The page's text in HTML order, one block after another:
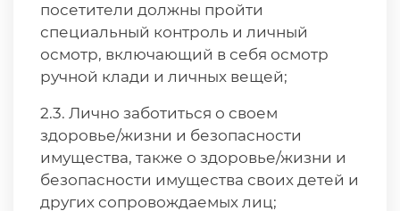
посетители должны пройти
специальный контроль и личный
осмотр, включающий в себя осмотр
ручной клади и личных вещей;
2.3. Лично заботиться о своем
здоровье/жизни и безопасности
имущества, также о здоровье/жизни и
безопасности имущества своих детей и
других сопровождаемых лиц;